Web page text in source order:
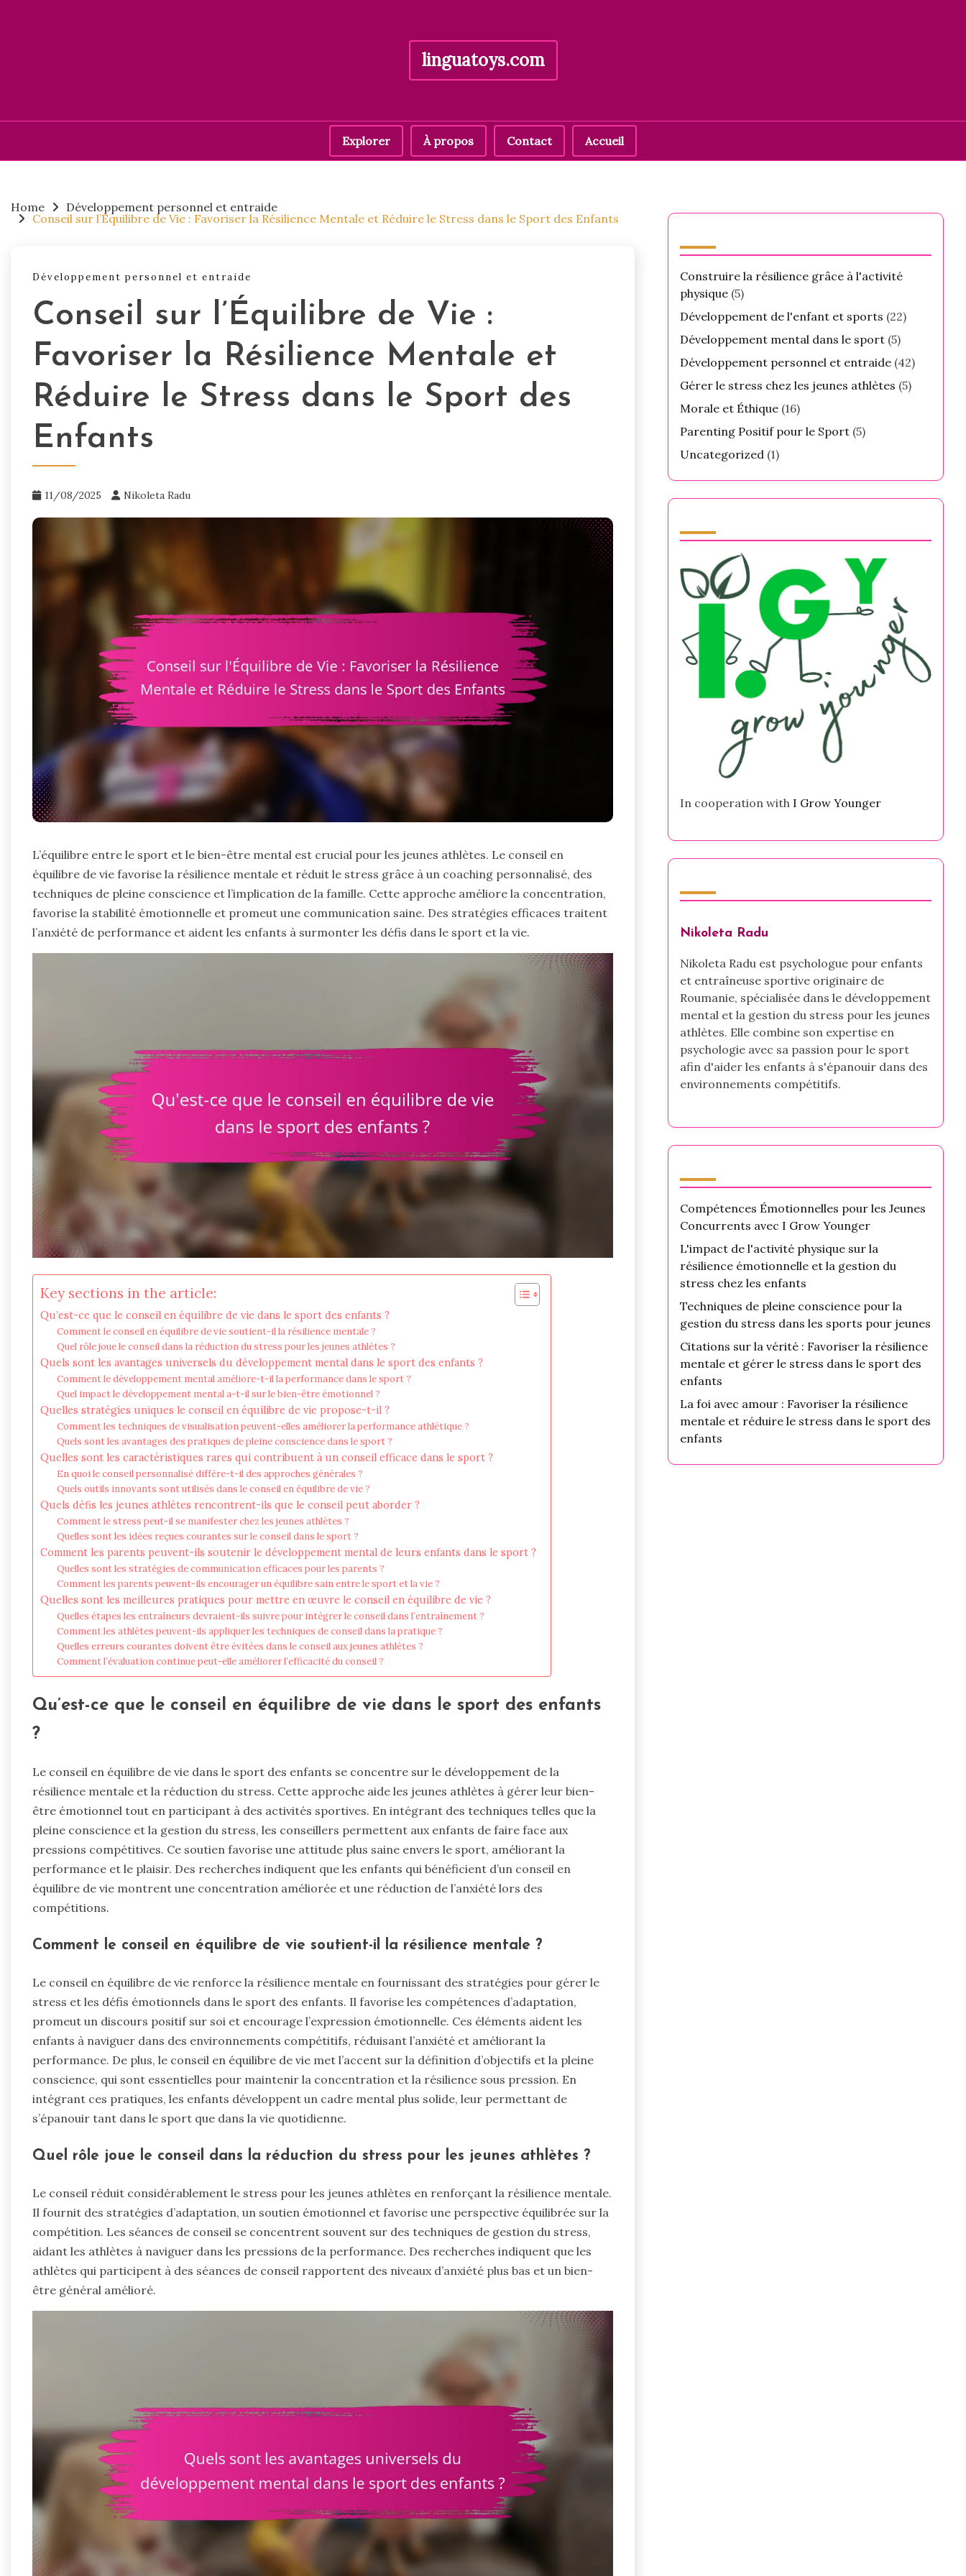
linguatoys.com
Explorer À propos Contact
Accueil
content
Home
Développement personnel et entraide
Conseil sur l’Équilibre de Vie : Favoriser la Résilience Mentale et Réduire le Stress dans le Sport des Enfants
Développement personnel et entraide
Conseil sur l’Équilibre de Vie :
Favoriser la Résilience Mentale et
Réduire le Stress dans le Sport des
Enfants
11/08/2025 Nikoleta Radu
L’équilibre entre le sport et le bien-être mental est crucial pour les jeunes athlètes. Le conseil en
équilibre de vie favorise la résilience mentale et réduit le stress grâce à un coaching personnalisé, des
techniques de pleine conscience et l’implication de la famille. Cette approche améliore la concentration,
favorise la stabilité émotionnelle et promeut une communication saine. Des stratégies efficaces traitent
l’anxiété de performance et aident les enfants à surmonter les défis dans le sport et la vie.
Key sections in the article:
Qu’est-ce que le conseil en équilibre de vie dans le sport des enfants ?
Comment le conseil en équilibre de vie soutient-il la résilience mentale ?
Quel rôle joue le conseil dans la réduction du stress pour les jeunes athlètes ?
Quels sont les avantages universels du développement mental dans le sport des enfants ?
Comment le développement mental améliore-t-il la performance dans le sport ?
Quel impact le développement mental a-t-il sur le bien-être émotionnel ?
Quelles stratégies uniques le conseil en équilibre de vie propose-t-il ?
Comment les techniques de visualisation peuvent-elles améliorer la performance athlétique ?
Quels sont les avantages des pratiques de pleine conscience dans le sport ?
Quelles sont les caractéristiques rares qui contribuent à un conseil efficace dans le sport ?
En quoi le conseil personnalisé diffère-t-il des approches générales ?
Quels outils innovants sont utilisés dans le conseil en équilibre de vie ?
Quels défis les jeunes athlètes rencontrent-ils que le conseil peut aborder ?
Comment le stress peut-il se manifester chez les jeunes athlètes ?
Quelles sont les idées reçues courantes sur le conseil dans le sport ?
Comment les parents peuvent-ils soutenir le développement mental de leurs enfants dans le sport ?
Quelles sont les stratégies de communication efficaces pour les parents ?
Comment les parents peuvent-ils encourager un équilibre sain entre le sport et la vie ?
Quelles sont les meilleures pratiques pour mettre en œuvre le conseil en équilibre de vie ?
Quelles étapes les entraîneurs devraient-ils suivre pour intégrer le conseil dans l’entraînement ?
Comment les athlètes peuvent-ils appliquer les techniques de conseil dans la pratique ?
Quelles erreurs courantes doivent être évitées dans le conseil aux jeunes athlètes ?
Comment l’évaluation continue peut-elle améliorer l’efficacité du conseil ?
Qu’est-ce que le conseil en équilibre de vie dans le sport des enfants
?
Le conseil en équilibre de vie dans le sport des enfants se concentre sur le développement de la
résilience mentale et la réduction du stress. Cette approche aide les jeunes athlètes à gérer leur bien-
être émotionnel tout en participant à des activités sportives. En intégrant des techniques telles que la
pleine conscience et la gestion du stress, les conseillers permettent aux enfants de faire face aux
pressions compétitives. Ce soutien favorise une attitude plus saine envers le sport, améliorant la
performance et le plaisir. Des recherches indiquent que les enfants qui bénéficient d’un conseil en
équilibre de vie montrent une concentration améliorée et une réduction de l’anxiété lors des
compétitions.
Comment le conseil en équilibre de vie soutient-il la résilience mentale ?
Le conseil en équilibre de vie renforce la résilience mentale en fournissant des stratégies pour gérer le
stress et les défis émotionnels dans le sport des enfants. Il favorise les compétences d’adaptation,
promeut un discours positif sur soi et encourage l’expression émotionnelle. Ces éléments aident les
enfants à naviguer dans des environnements compétitifs, réduisant l’anxiété et améliorant la
performance. De plus, le conseil en équilibre de vie met l’accent sur la définition d’objectifs et la pleine
conscience, qui sont essentielles pour maintenir la concentration et la résilience sous pression. En
intégrant ces pratiques, les enfants développent un cadre mental plus solide, leur permettant de
s’épanouir tant dans le sport que dans la vie quotidienne.
Quel rôle joue le conseil dans la réduction du stress pour les jeunes athlètes ?
Le conseil réduit considérablement le stress pour les jeunes athlètes en renforçant la résilience mentale.
Il fournit des stratégies d’adaptation, un soutien émotionnel et favorise une perspective équilibrée sur la
compétition. Les séances de conseil se concentrent souvent sur des techniques de gestion du stress,
aidant les athlètes à naviguer dans les pressions de la performance. Des recherches indiquent que les
athlètes qui participent à des séances de conseil rapportent des niveaux d’anxiété plus bas et un bien-
être général amélioré.
Construire la résilience grâce à l'activité
physique(5)
Développement de l'enfant et sports (22)
Développement mental dans le sport(5)
Développement personnel et entraide(42)
Gérer le stress chez les jeunes athlètes (5)
Morale et Éthique(16)
Parenting Positif pour le Sport(5)
Uncategorized(1)
In cooperation with I Grow Younger
Nikoleta Radu
Nikoleta Radu est psychologue pour enfants
et entraîneuse sportive originaire de
Roumanie, spécialisée dans le développement
mental et la gestion du stress pour les jeunes
athlètes. Elle combine son expertise en
psychologie avec sa passion pour le sport
afin d'aider les enfants à s'épanouir dans des
environnements compétitifs.
Compétences Émotionnelles pour les Jeunes
Concurrents avec I Grow Younger
L'impact de l'activité physique sur la
résilience émotionnelle et la gestion du
stress chez les enfants
Techniques de pleine conscience pour la
gestion du stress dans les sports pour jeunes
Citations sur la vérité : Favoriser la résilience
mentale et gérer le stress dans le sport des
enfants
La foi avec amour : Favoriser la résilience
mentale et réduire le stress dans le sport des
enfants